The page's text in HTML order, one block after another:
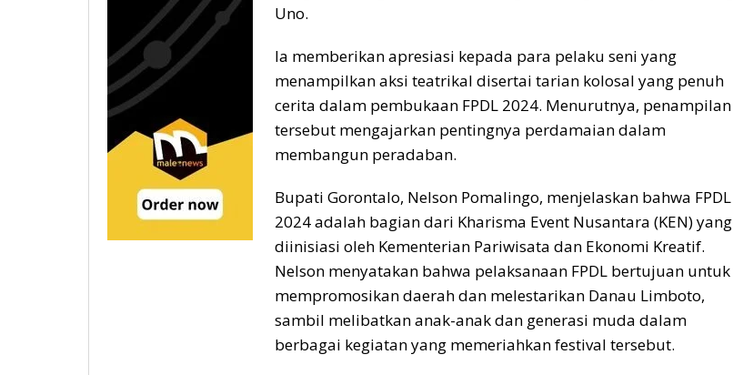
Uno.
Ia memberikan apresiasi kepada para pelaku seni yang
menampilkan aksi teatrikal disertai tarian kolosal yang penuh
cerita dalam pembukaan FPDL 2024. Menurutnya, penampilan
tersebut mengajarkan pentingnya perdamaian dalam
membangun peradaban.
Bupati Gorontalo, Nelson Pomalingo, menjelaskan bahwa FPDL
2024 adalah bagian dari Kharisma Event Nusantara (KEN) yang
diinisiasi oleh Kementerian Pariwisata dan Ekonomi Kreatif.
Nelson menyatakan bahwa pelaksanaan FPDL bertujuan untuk
mempromosikan daerah dan melestarikan Danau Limboto,
sambil melibatkan anak-anak dan generasi muda dalam
berbagai kegiatan yang memeriahkan festival tersebut.